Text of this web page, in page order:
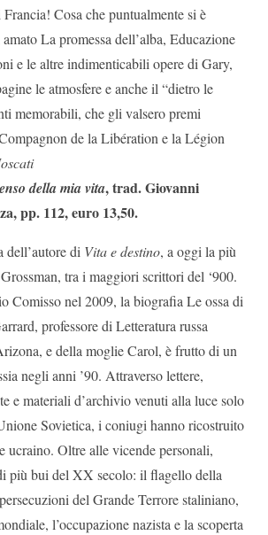
Cosa che puntualmente si è
La promessa dell’alba, Educazione
e le altre indimenticabili opere di Gary,
le atmosfere e anche il “dietro le
memorabili, che gli valsero premi
de la Libération e la Légion
della mia vita, trad. Giovanni
pp. 112, euro 13,50.
dell’autore di Vita e destino, a oggi la più
tra i maggiori scrittori del ‘900.
Comisso nel 2009, la biografia Le ossa di
professore di Letteratura russa
e della moglie Carol, è frutto di un
negli anni ’90. Attraverso lettere,
e materiali d’archivio venuti alla luce solo
Sovietica, i coniugi hanno ricostruito
ucraino. Oltre alle vicende personali,
più bui del XX secolo: il flagello della
del Grande Terrore staliniano,
l’occupazione nazista e la scoperta